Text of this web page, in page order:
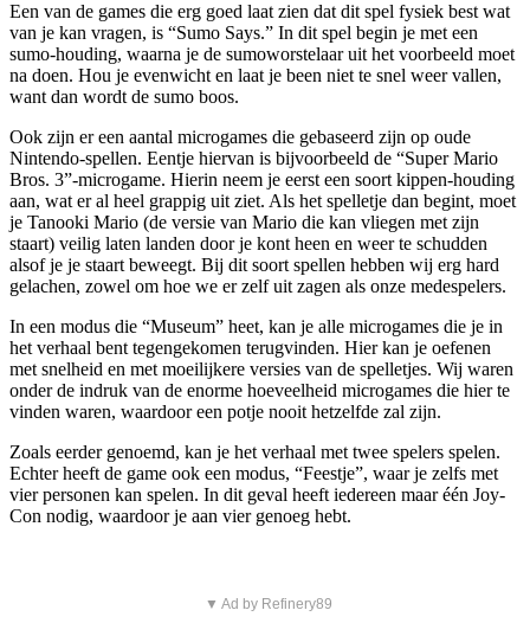
Een van de games die erg goed laat zien dat dit spel fysiek best wat
van je kan vragen, is “Sumo Says.” In dit spel begin je met een
sumo-houding, waarna je de sumoworstelaar uit het voorbeeld moet
na doen. Hou je evenwicht en laat je been niet te snel weer vallen,
want dan wordt de sumo boos.
Ook zijn er een aantal microgames die gebaseerd zijn op oude
Nintendo-spellen. Eentje hiervan is bijvoorbeeld de “Super Mario
Bros. 3”-microgame. Hierin neem je eerst een soort kippen-houding
aan, wat er al heel grappig uit ziet. Als het spelletje dan begint, moet
je Tanooki Mario (de versie van Mario die kan vliegen met zijn
staart) veilig laten landen door je kont heen en weer te schudden
alsof je je staart beweegt. Bij dit soort spellen hebben wij erg hard
gelachen, zowel om hoe we er zelf uit zagen als onze medespelers.
In een modus die “Museum” heet, kan je alle microgames die je in
het verhaal bent tegengekomen terugvinden. Hier kan je oefenen
met snelheid en met moeilijkere versies van de spelletjes. Wij waren
onder de indruk van de enorme hoeveelheid microgames die hier te
vinden waren, waardoor een potje nooit hetzelfde zal zijn.
Zoals eerder genoemd, kan je het verhaal met twee spelers spelen.
Echter heeft de game ook een modus, “Feestje”, waar je zelfs met
vier personen kan spelen. In dit geval heeft iedereen maar één Joy-
Con nodig, waardoor je aan vier genoeg hebt.
▼ Ad by Refinery89